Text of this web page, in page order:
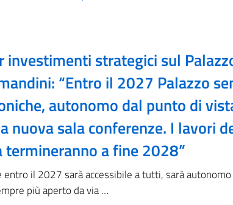
strategici sul
“Entro il 2027 Palazzo
autonomo dal punto di
nuova sala conferenze. I lavori
termineranno a fine 2028”
entro il 2027 sarà accessibile a tutti, sarà
più aperto da via …